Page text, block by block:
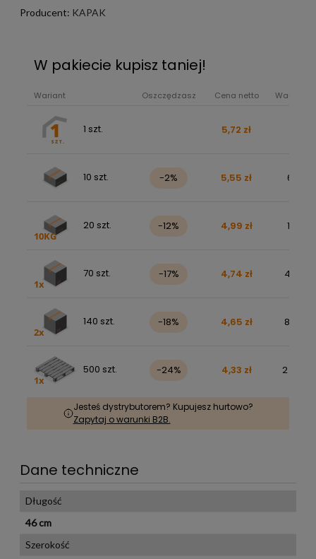
Producent: KAPAK
W pakiecie kupisz taniej!
Wariant Oszczędzasz Cena netto Wartość
1 szt. 5,72 zł
10 szt. -2% 5,55 zł 68,23
20 szt. -12% 4,99 zł 122,81
70 szt. -17% 4,74 zł 408,33
140 szt. -18% 4,65 zł 800,33
500 szt. -24% 4,33 zł 2
Jesteś dystrybutorem? Kupujesz hurtowo?
Zapytaj o warunki B2B.
Dane techniczne
Długość
46 cm
Szerokość